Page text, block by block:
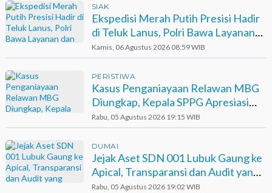
SIAK
Ekspedisi Merah Putih Presisi Hadir
di Teluk Lanus, Polri Bawa Layanan
dan Harapan
Kamis, 06 Agustus 2026 08:59 WIB
PERISTIWA
Kasus Penganiayaan Relawan MBG
Diungkap, Kepala SPPG Apresiasi
Kinerja Polisi
Rabu, 05 Agustus 2026 19:15 WIB
DUMAI
Jejak Aset SDN 001 Lubuk Gaung ke
Apical, Transparansi dan Audit yang
Belum Terjawab
Rabu, 05 Agustus 2026 19:02 WIB